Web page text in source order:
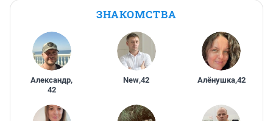
ЗНАКОМСТВА
Александр,
42
New,42 Алёнушка,42